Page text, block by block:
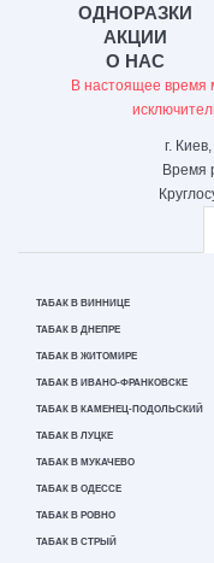
ОДНОРАЗКИ
АКЦИИ
О НАС
В настоящее время
г.
Время
ТАБАК В ВИННИЦЕ
ТАБАК В ДНЕПРЕ
ТАБАК В ЖИТОМИРЕ
ТАБАК В ИВАНО-ФРАНКОВСКЕ
ТАБАК В КАМЕНЕЦ-ПОДОЛЬСКИЙ
ТАБАК В ЛУЦКЕ
ТАБАК В МУКАЧЕВО
ТАБАК В ОДЕССЕ
ТАБАК В РОВНО
ТАБАК В СТРЫЙ